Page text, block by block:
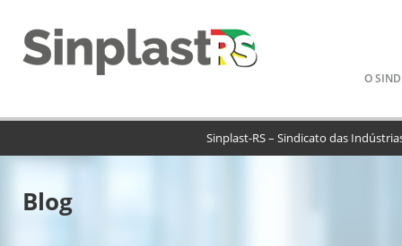
Pular
o
O
Sinplast-RS – Sindicato das
Blog